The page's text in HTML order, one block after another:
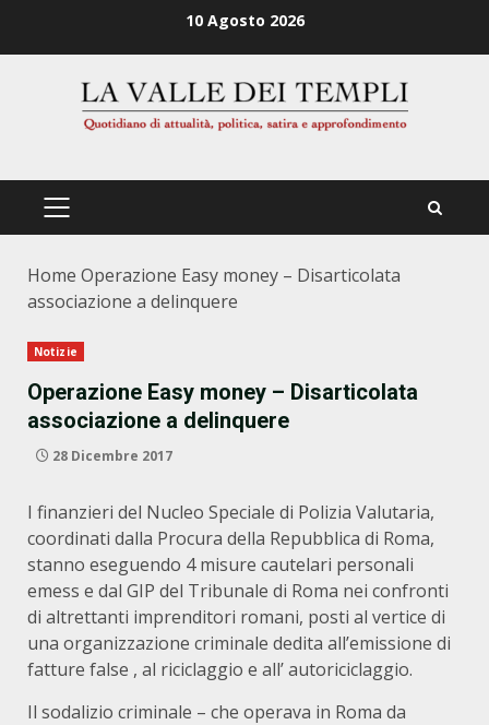
10 Agosto 2026
PRIMÄRES
Home Operazione Easy money – Disarticolata
associazione a delinquere
Notizie
Operazione Easy money – Disarticolata
associazione a delinquere
28 Dicembre 2017
I finanzieri del Nucleo Speciale di Polizia Valutaria,
coordinati dalla Procura della Repubblica di Roma,
stanno eseguendo 4 misure cautelari personali
emess e dal GIP del Tribunale di Roma nei confronti
di altrettanti imprenditori romani, posti al vertice di
una organizzazione criminale dedita all’emissione di
fatture false , al riciclaggio e all’ autoriciclaggio.
Il sodalizio criminale – che operava in Roma da